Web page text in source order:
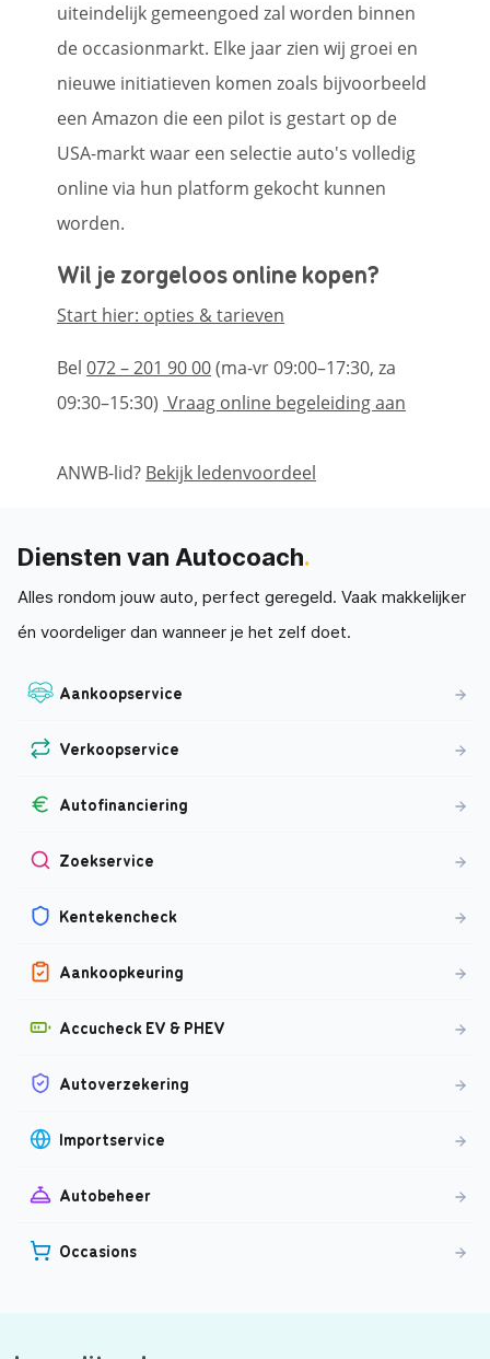
uiteindelijk gemeengoed zal worden binnen
de occasionmarkt. Elke jaar zien wij groei en
nieuwe initiatieven komen zoals bijvoorbeeld
een Amazon die een pilot is gestart op de
USA-markt waar een selectie auto's volledig
online via hun platform gekocht kunnen
worden.
Wil je zorgeloos online kopen?
Start hier: opties & tarieven
Bel 072 – 201 90 00(ma-vr 09:00–17:30, za
09:30–15:30) Vraag online begeleiding aan
ANWB-lid? Bekijk ledenvoordeel
Diensten van Autocoach.
Alles rondom jouw auto, perfect geregeld. Vaak makkelijker
én voordeliger dan wanneer je het zelf doet.
Aankoopservice
Verkoopservice
Autofinanciering
Zoekservice
Kentekencheck
Aankoopkeuring
Accucheck EV & PHEV
Autoverzekering
Importservice
Autobeheer
Occasions